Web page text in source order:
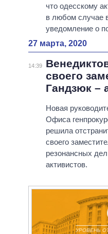
что одесскому
в любом случае
уведомление о
27 марта, 2020
14:39
своего
Гандзюк –
Новая
Офиса
решила
своего
резонансных
активистов.
УРОВЕНЬ